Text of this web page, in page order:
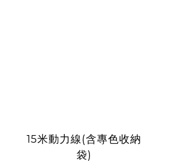
15米動力線(含專色收納
袋)